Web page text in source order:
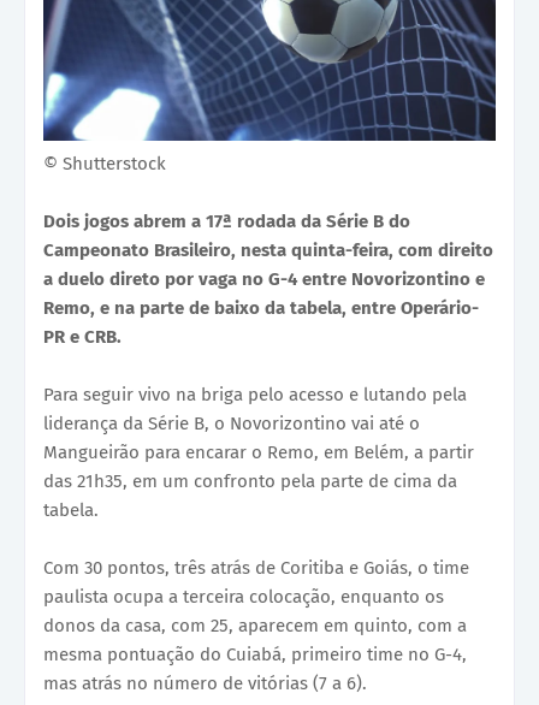
© Shutterstock
Dois jogos abrem a 17ª rodada da Série B do
Campeonato Brasileiro, nesta quinta-feira, com direito
a duelo direto por vaga no G-4 entre Novorizontino e
Remo, e na parte de baixo da tabela, entre Operário-
PR e CRB.
Para seguir vivo na briga pelo acesso e lutando pela
liderança da Série B, o Novorizontino vai até o
Mangueirão para encarar o Remo, em Belém, a partir
das 21h35, em um confronto pela parte de cima da
tabela.
Com 30 pontos, três atrás de Coritiba e Goiás, o time
paulista ocupa a terceira colocação, enquanto os
donos da casa, com 25, aparecem em quinto, com a
mesma pontuação do Cuiabá, primeiro time no G-4,
mas atrás no número de vitórias (7 a 6).